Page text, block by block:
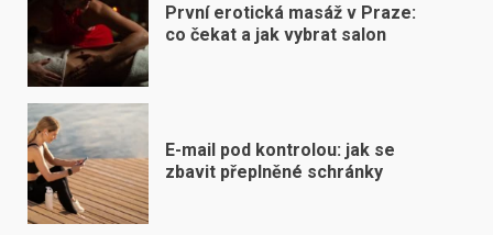
První erotická masáž v Praze:
co čekat a jak vybrat salon
E-mail pod kontrolou: jak se
zbavit přeplněné schránky